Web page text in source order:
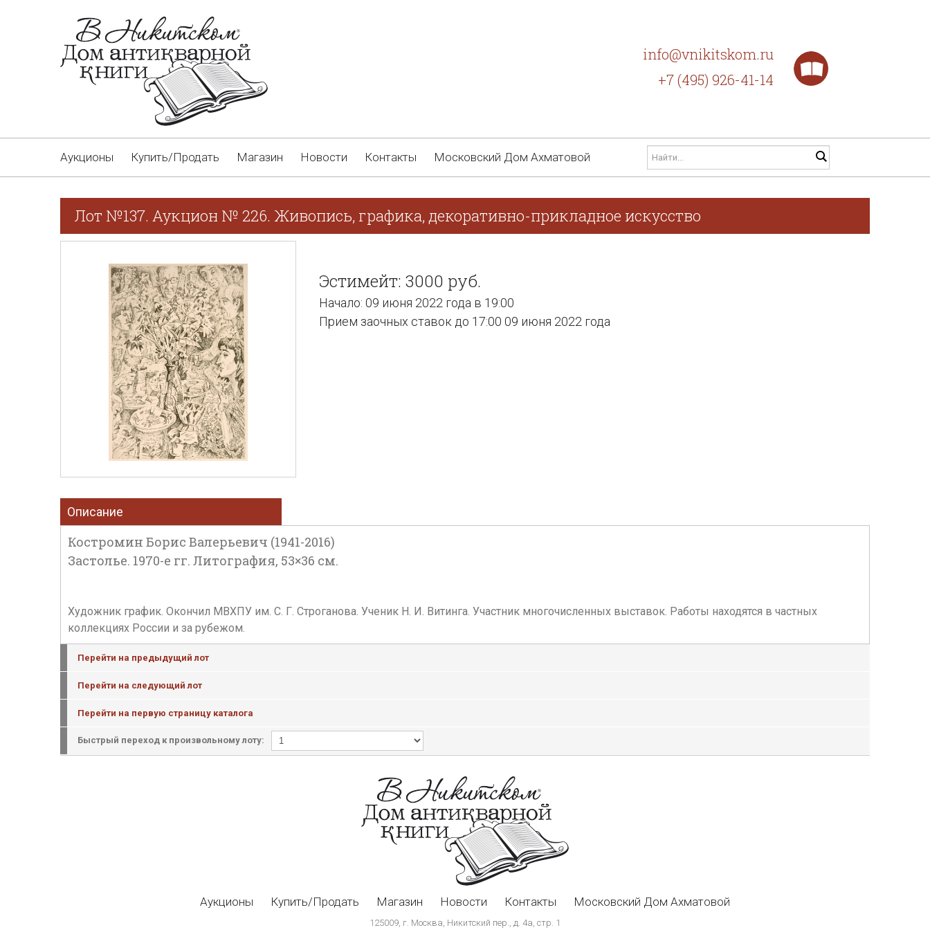
info@vnikitskom.ru
+7 (495) 926-41-14
Аукционы Купить/Продать Магазин Новости Контакты Московский Дом Ахматовой
Лот №137. Аукцион № 226. Живопись, графика, декоративно-прикладное искусство
Эстимейт: 3000 руб.
Начало: 09 июня 2022 года в 19:00
Прием заочных ставок до 17:00 09 июня 2022 года
Описание
Костромин Борис Валерьевич (1941-2016)
Застолье. 1970-е гг. Литография, 53×36 см.
Художник график. Окончил МВХПУ им. С. Г. Строганова. Ученик Н. И. Витинга. Участник многочисленных выставок. Работы находятся в частных
коллекциях России и за рубежом.
Перейти на предыдущий лот
Перейти на следующий лот
Перейти на первую страницу каталога
Быстрый переход к произвольному лоту:
Аукционы Купить/Продать Магазин Новости Контакты Московский Дом Ахматовой
125009, г. Москва, Никитский пер., д. 4а, стр. 1